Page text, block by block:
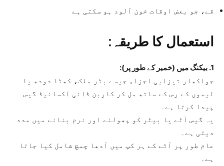
قے، جو بعض اوقات خون آلود ہو سکتی ہے
استعمال کا طریقہ:
1. بیکنگ میں (خمیر کے طور پر):
جواکھار تیزابی اجزاء جیسے بٹر ملک، کھٹا دودھ یا
لیموں کے رس کے ساتھ مل کر کاربن ڈائی آکسائیڈ گیس
پیدا کرتا ہے۔
یہ گیس آٹے یا بیٹر کو پھولنے اور نرم بنانے میں مدد
دیتی ہے۔
عام طور پر آٹے کے ہر کپ میں آدھا چمچ شامل کیا جاتا
ہے۔